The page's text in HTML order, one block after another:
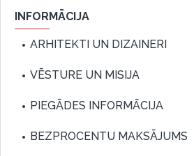
INFORMĀCIJA
ARHITEKTI UN DIZAINERI
VĒSTURE UN MISIJA
PIEGĀDES INFORMĀCIJA
BEZPROCENTU MAKSĀJUMS